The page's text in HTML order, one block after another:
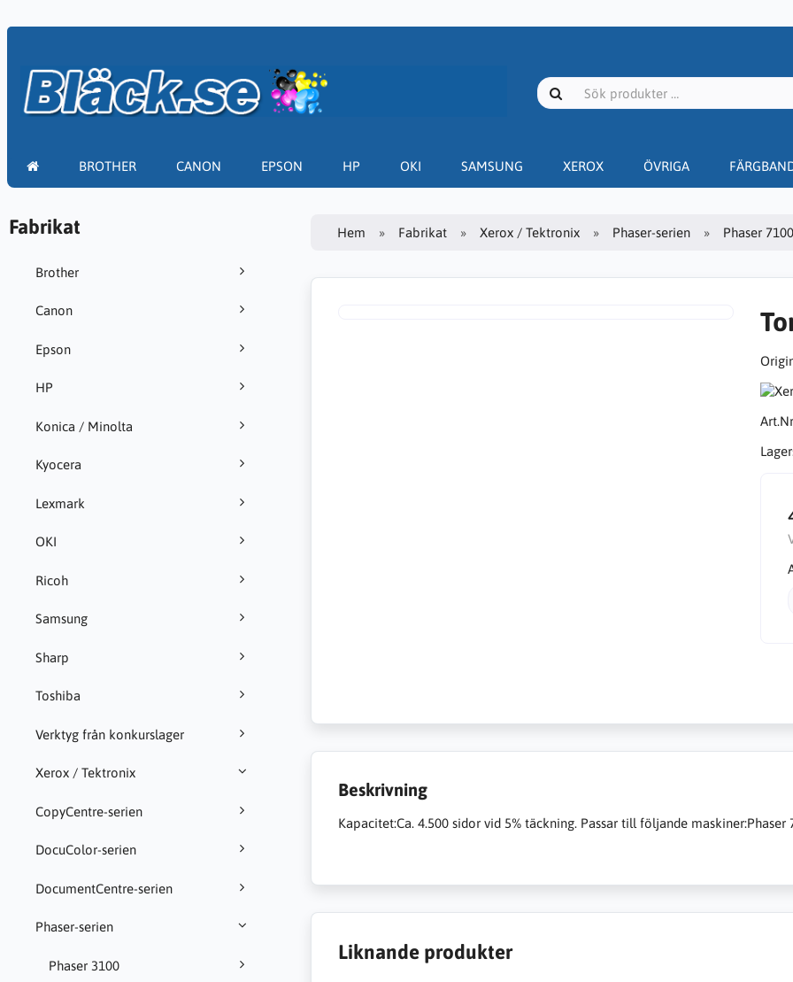
BROTHER CANON EPSON HP OKI SAMSUNG XEROX ÖVRIGA
Fabrikat
Brother
Canon
Epson
HP
Konica / Minolta
Kyocera
Lexmark
OKI
Ricoh
Samsung
Sharp
Toshiba
Verktyg från konkurslager
Xerox / Tektronix
CopyCentre-serien
DocuColor-serien
DocumentCentre-serien
Phaser-serien
Phaser 3100
Hem Fabrikat Xerox / Tektronix Phaser-serien Phaser 7100
Beskrivning
Kapacitet:Ca. 4.500 sidor vid 5% täckning. Passar till följande maskiner:Phaser
Liknande produkter